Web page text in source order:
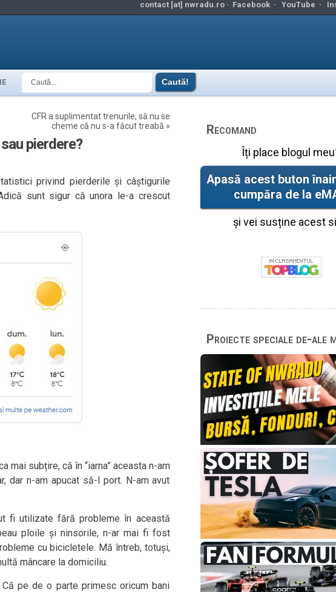
contact [at] nwradu.ro · Facebook· YouTube ·
CFR a suplimentat trenurile, să nu se
cheme că nu s-a făcut treabă »
pierdere?
privind pierderile și câștigurile
sunt sigur că unora le-a crescut
mai subțire, că în “iarna” aceasta n-am
dar n-am apucat să-l port. N-am avut
fi utilizate fără probleme în această
ploile și ninsorile, n-ar mai fi fost
cu bicicletele. Mă întreb, totuși,
mâncare la domiciliu.
pe de o parte primesc oricum bani
Recomand
Îți place blogul
Apasă acest buton
cumpăra de la
și vei susține acest
Proiecte speciale de-ale